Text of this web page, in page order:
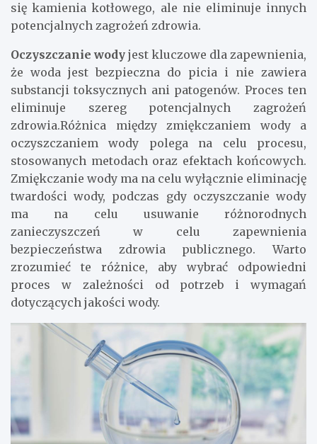
się kamienia kotłowego, ale nie eliminuje innych
potencjalnych zagrożeń zdrowia.
Oczyszczanie wody jest kluczowe dla zapewnienia,
że woda jest bezpieczna do picia i nie zawiera
substancji toksycznych ani patogenów. Proces ten
eliminuje szereg potencjalnych zagrożeń
zdrowia.Różnica między zmiękczaniem wody a
oczyszczaniem wody polega na celu procesu,
stosowanych metodach oraz efektach końcowych.
Zmiękczanie wody ma na celu wyłącznie eliminację
twardości wody, podczas gdy oczyszczanie wody
ma na celu usuwanie różnorodnych
zanieczyszczeń w celu zapewnienia
bezpieczeństwa zdrowia publicznego. Warto
zrozumieć te różnice, aby wybrać odpowiedni
proces w zależności od potrzeb i wymagań
dotyczących jakości wody.